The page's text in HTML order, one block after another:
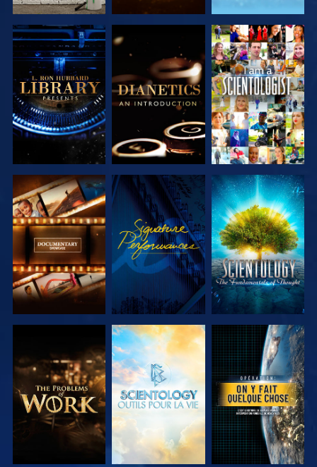
DÉCOUVRIR
LES SÉRIES
DÉCOUVRIR
LES SÉRIES
REGARDER
DÉCOUVRIR
LES SÉRIES
REGARDER
DÉCOUVRIR
LES SÉRIES
DÉCOUVRIR
LES SÉRIES
DÉCOUVRIR
LES SÉRIES
REGARDER